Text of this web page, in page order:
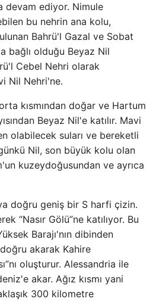
devam ediyor. Nimule
bu nehrin ana kolu,
Bahrü'l Gazal ve Sobat
bağlı olduğu Beyaz Nil
Cebel Nehri olarak
Nil Nehri'ne.
kısmından doğar ve Hartum
Beyaz Nil'e katılır. Mavi
olabilecek suları ve bereketli
Nil, son büyük kolu olan
kuzeydoğusundan ve ayrıca
doğru geniş bir S harfi çizin.
“Nasır Gölü”ne katılıyor. Bu
Barajı'nın dibinden
doğru akarak Kahire
oluşturur. Alessandria ile
akar. Ağız kısmı yani
300 kilometre